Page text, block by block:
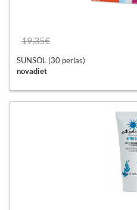
19,35€
SUNSOL (30 perlas)
novadiet